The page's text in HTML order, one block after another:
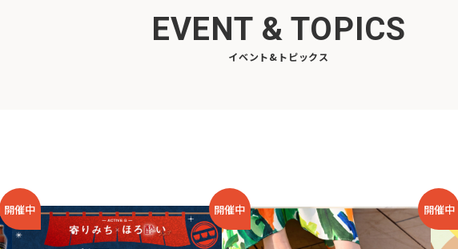
EVENT & TOPICS
イベント&トピックス
開催中 開催中 開催中